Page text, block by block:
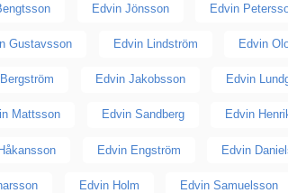
Edvin Jönsson Edvin
Gustavsson Edvin Lindström Edvin
Edvin Jakobsson Edvin
Mattsson Edvin Sandberg Edvin
Edvin Engström Edvin
Edvin Holm Edvin Samuelsson